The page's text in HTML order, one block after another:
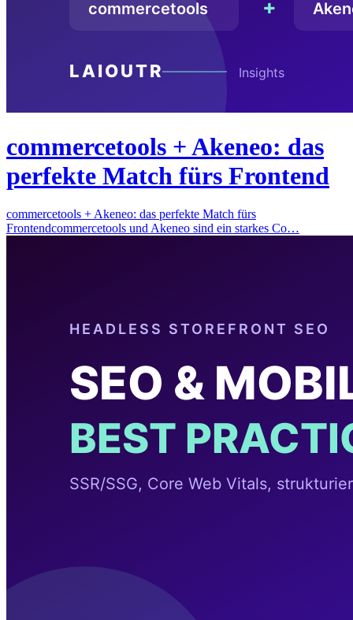
commercetools + Akeneo: das
perfekte Match fürs Frontend
commercetools + Akeneo: das perfekte Match fürs
Frontendcommercetools und Akeneo sind ein starkes Co…